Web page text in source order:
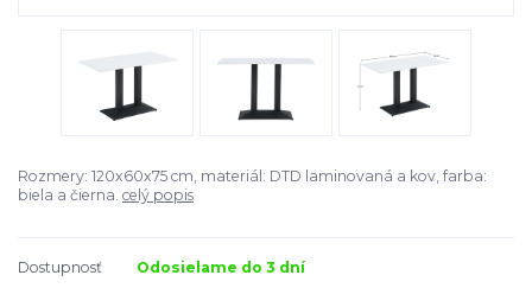
Rozmery: 120x60x75 cm, materiál: DTD laminovaná a kov, farba:
biela a čierna. celý popis
Dostupnosť Odosielame do 3 dní